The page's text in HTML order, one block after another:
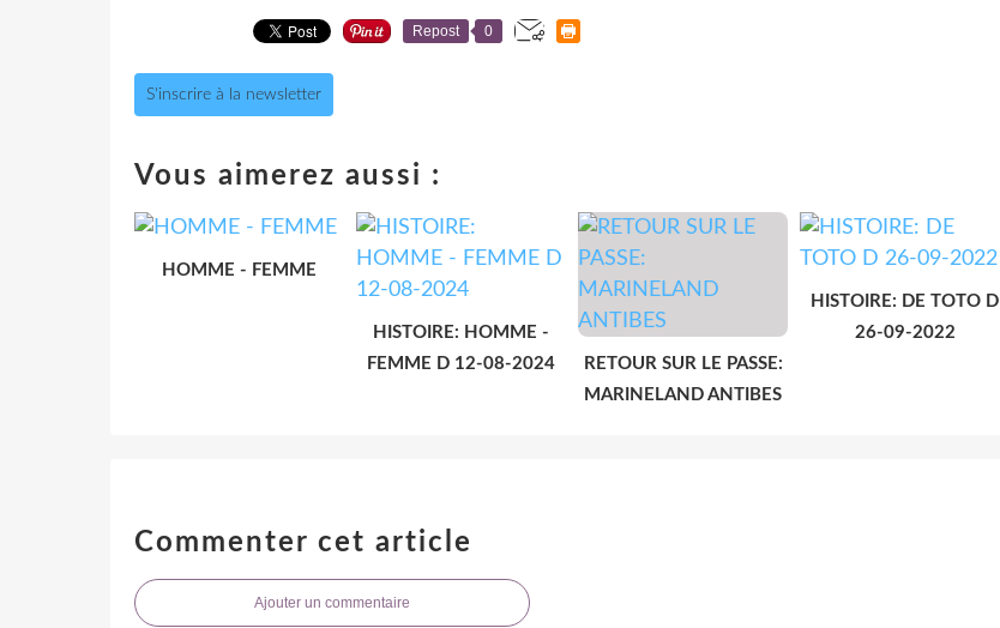
Repost 0
S'inscrire à la newsletter
Vous aimerez aussi :
HOMME - FEMME
HISTOIRE: HOMME -
FEMME D 12-08-2024
RETOUR SUR LE PASSE:
MARINELAND ANTIBES
HISTOIRE: DE TOTO D
26-09-2022
Commenter cet article
Ajouter un commentaire